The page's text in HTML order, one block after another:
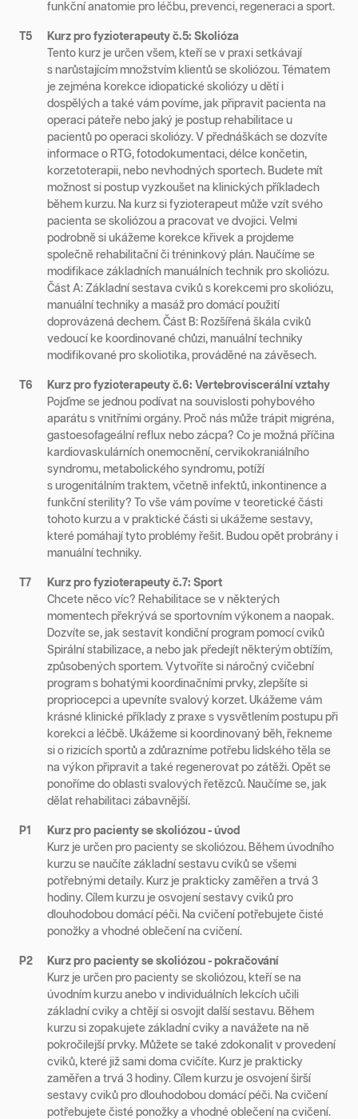
funkční anatomie pro léčbu, prevenci, regeneraci a sport.
T5
Kurz pro fyzioterapeuty č.5: Skolióza
Tento kurz je určen všem, kteří se v praxi setkávají
s narůstajícím množstvím klientů se skoliózou. Tématem
je zejména korekce idiopatické skoliózy u dětí i
dospělých a také vám povíme, jak připravit pacienta na
operaci páteře nebo jaký je postup rehabilitace u
pacientů po operaci skoliózy. V přednáškách se dozvíte
informace o RTG, fotodokumentaci, délce končetin,
korzetoterapii, nebo nevhodných sportech. Budete mít
možnost si postup vyzkoušet na klinických příkladech
během kurzu. Na kurz si fyzioterapeut může vzít svého
pacienta se skoliózou a pracovat ve dvojici. Velmi
podrobně si ukážeme korekce křivek a projdeme
společně rehabilitační či tréninkový plán. Naučíme se
modifikace základních manuálních technik pro skoliózu.
Část A: Základní sestava cviků s korekcemi pro skoliózu,
manuální techniky a masáž pro domácí použití
doprovázená dechem. Část B: Rozšířená škála cviků
vedoucí ke koordinované chůzi, manuální techniky
modifikované pro skoliotika, prováděné na závěsech.
T6
Kurz pro fyzioterapeuty č.6: Vertebroviscerální vztahy
Pojďme se jednou podívat na souvislosti pohybového
aparátu s vnitřními orgány. Proč nás může trápit migréna,
gastoesofageální reflux nebo zácpa? Co je možná příčina
kardiovaskulárních onemocnění, cervikokraniálního
syndromu, metabolického syndromu, potíží
s urogenitálním traktem, včetně infektů, inkontinence a
funkční sterility? To vše vám povíme v teoretické části
tohoto kurzu a v praktické části si ukážeme sestavy,
které pomáhají tyto problémy řešit. Budou opět probrány i
manuální techniky.
T7
Kurz pro fyzioterapeuty č.7: Sport
Chcete něco víc? Rehabilitace se v některých
momentech překrývá se sportovním výkonem a naopak.
Dozvíte se, jak sestavit kondiční program pomocí cviků
Spirální stabilizace, a nebo jak předejít některým obtížím,
způsobených sportem. Vytvoříte si náročný cvičební
program s bohatými koordinačními prvky, zlepšíte si
propriocepci a upevníte svalový korzet. Ukážeme vám
krásné klinické příklady z praxe s vysvětlením postupu při
korekci a léčbě. Ukážeme si koordinovaný běh, řekneme
si o rizicích sportů a zdůrazníme potřebu lidského těla se
na výkon připravit a také regenerovat po zátěži. Opět se
ponoříme do oblasti svalových řetězců. Naučíme se, jak
dělat rehabilitaci zábavnější.
P1
Kurz pro pacienty se skoliózou - úvod
Kurz je určen pro pacienty se skoliózou. Během úvodního
kurzu se naučíte základní sestavu cviků se všemi
potřebnými detaily. Kurz je prakticky zaměřen a trvá 3
hodiny. Cílem kurzu je osvojení sestavy cviků pro
dlouhodobou domácí péči. Na cvičení potřebujete čisté
ponožky a vhodné oblečení na cvičení.
P2
Kurz pro pacienty se skoliózou - pokračování
Kurz je určen pro pacienty se skoliózou, kteří se na
úvodním kurzu anebo v individuálních lekcích učili
základní cviky a chtějí si osvojit další sestavu. Během
kurzu si zopakujete základní cviky a navážete na ně
pokročilejší prvky. Můžete se také zdokonalit v provedení
cviků, které již sami doma cvičíte. Kurz je prakticky
zaměřen a trvá 3 hodiny. Cílem kurzu je osvojení širší
sestavy cviků pro dlouhodobou domácí péči. Na cvičení
potřebujete čisté ponožky a vhodné oblečení na cvičení.